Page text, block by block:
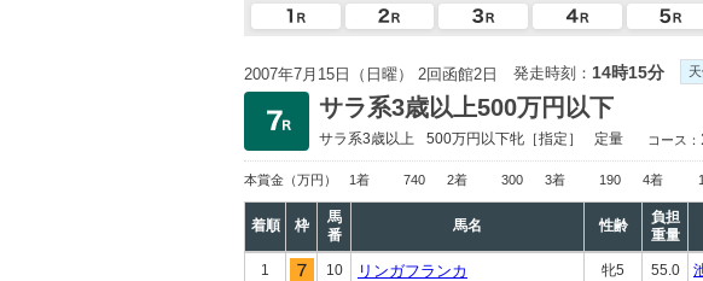
2007年7月15日（日曜） 2回函館2日 発走時刻： 14時15分
サラ系3歳以上500万円以下
サラ系3歳以上 500万円以下牝［指定］ 定量 コース：
本賞金 （万円） 1着 740 2着 300 3着 190 4着
着順 枠
馬
番
馬名 性齢
負担
重量
1 10 リンガフランカ 牝5 55.0